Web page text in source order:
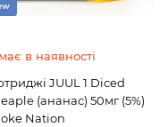
в наявності
JUUL 1 Diced
(ананас) 50мг (5%)
Nation